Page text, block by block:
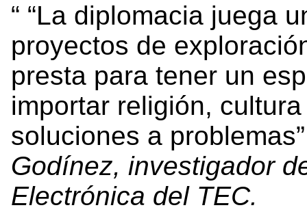
“La diplomacia juega
proyectos de
presta para tener un
importar religión,
soluciones a
Godínez, investigador
Electrónica del TEC.